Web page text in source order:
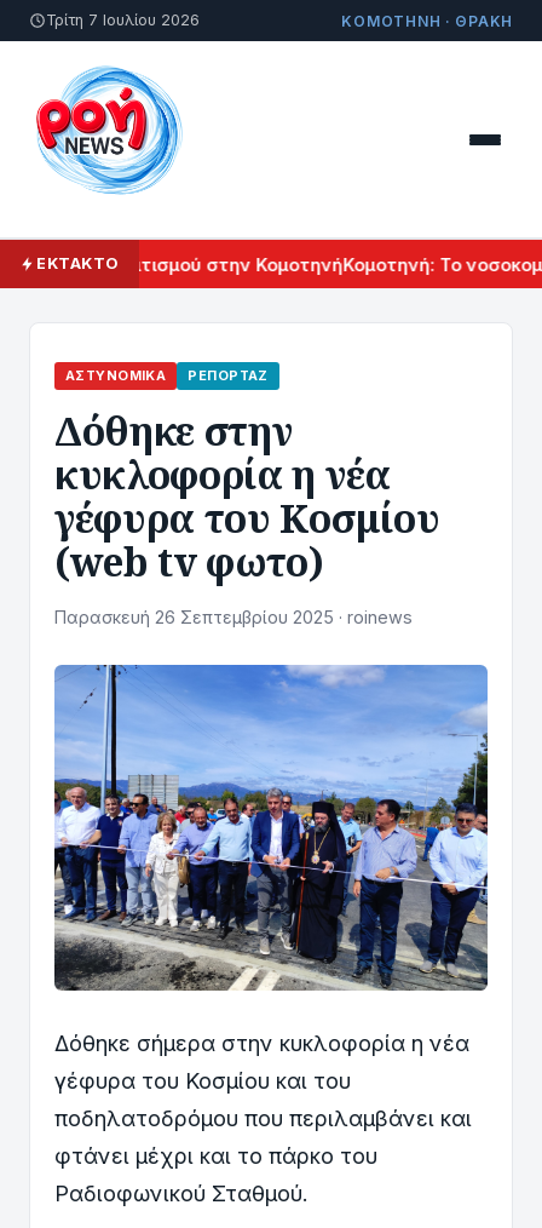
Τρίτη 7 Ιουλίου 2026 ΚΟΜΟΤΗΝΗ · ΘΡΑΚΗ
ΕΚΤΑΚΤΟΠολιτισμού στην ΚομοτηνήΚομοτηνή: Το
ΑΣΤΥΝΟΜΙΚΆ ΡΕΠΟΡΤΆΖ
Δόθηκε στην
κυκλοφορία η νέα
γέφυρα του Κοσμίου
(web tv φωτο)
Παρασκευή 26 Σεπτεμβρίου 2025 · roinews
Δόθηκε σήμερα στην κυκλοφορία η νέα
γέφυρα του Κοσμίου και του
ποδηλατοδρόμου που περιλαμβάνει και
φτάνει μέχρι και το πάρκο του
Ραδιοφωνικού Σταθμού.